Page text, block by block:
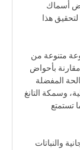
أسماك
هذا
متنوعة من
مقارنة بأحواض
المفضلة
وسمكة التانغ
تستمتع
والنباتات